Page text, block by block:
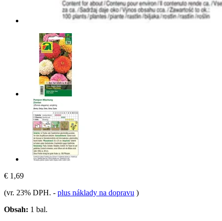
€ 1,69
(vr. 23% DPH. - plus náklady na dopravu )
Obsah: 1 bal.